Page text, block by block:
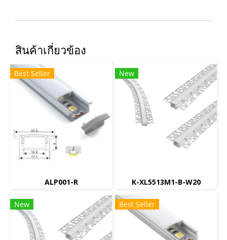
สินค้าเกี่ยวข้อง
Best Seller
ALP001-R
New
K-XL5513M1-B-W20
New Best Seller